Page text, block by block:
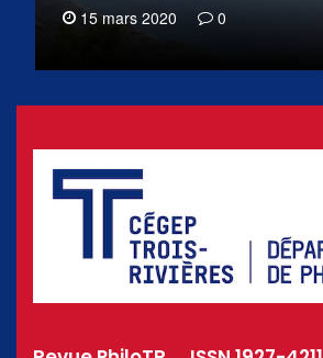
15 mars 2020 0